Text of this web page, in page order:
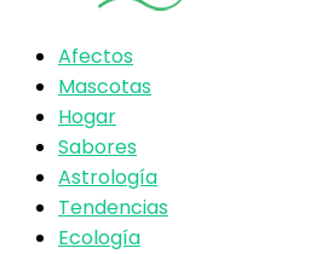
Afectos
Mascotas
Hogar
Sabores
Astrología
Tendencias
Ecología